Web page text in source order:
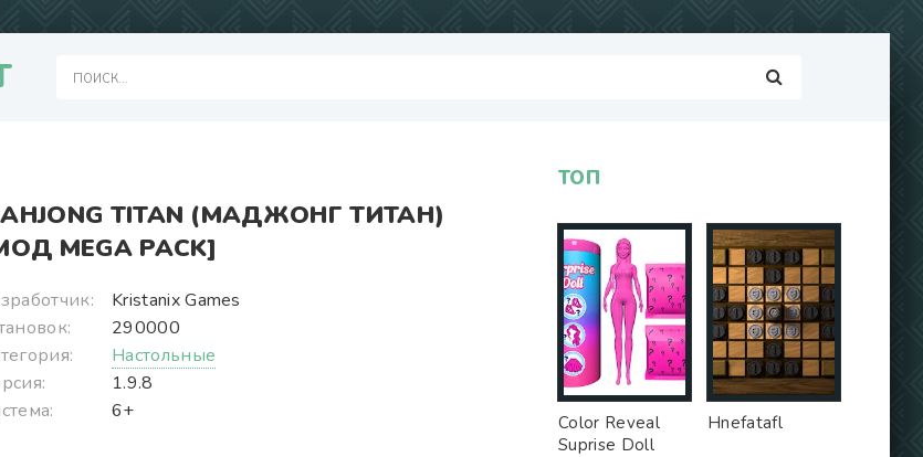
TITAN (МАДЖОНГ ТИТАН)
MEGA PACK]
Kristanix Games
290000
Настольные
1.9.8
6+
ТОП
Color Reveal
Suprise Doll
Hnefatafl